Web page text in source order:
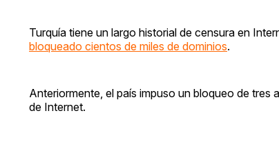
Turquía tiene un largo historial de censura en
bloqueado cientos de miles de dominios.
Anteriormente, el país impuso un bloqueo de
de Internet.